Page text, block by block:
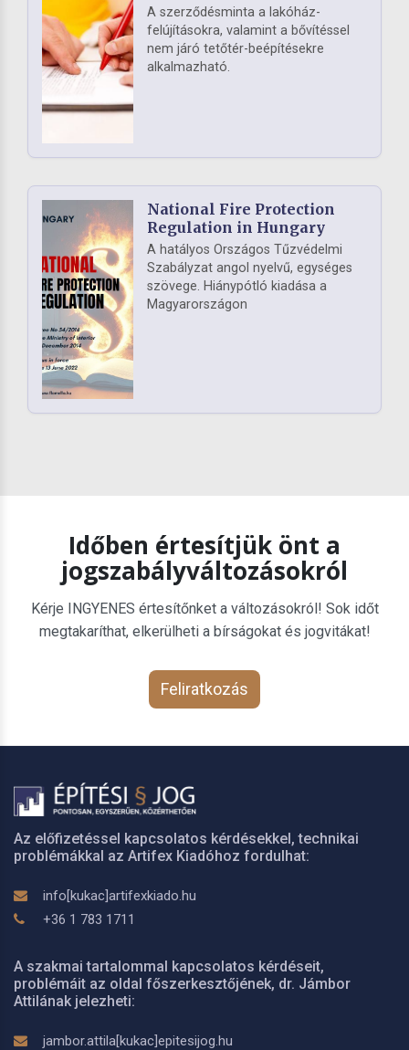
A szerződésminta a lakóház-
felújításokra, valamint a bővítéssel
nem járó tetőtér-beépítésekre
alkalmazható.
National Fire Protection
Regulation in Hungary
A hatályos Országos Tűzvédelmi
Szabályzat angol nyelvű, egységes
szövege. Hiánypótló kiadása a
Magyarországon
Időben értesítjük önt a
jogszabályváltozásokról
Kérje INGYENES értesítőnket a változásokról! Sok időt
megtakaríthat, elkerülheti a bírságokat és jogvitákat!
Feliratkozás
Az előfizetéssel kapcsolatos kérdésekkel, technikai
problémákkal az Artifex Kiadóhoz fordulhat:
info[kukac]artifexkiado.hu
+36 1 783 1711
A szakmai tartalommal kapcsolatos kérdéseit,
problémáit az oldal főszerkesztőjének, dr. Jámbor
Attilának jelezheti:
jambor.attila[kukac]epitesijog.hu